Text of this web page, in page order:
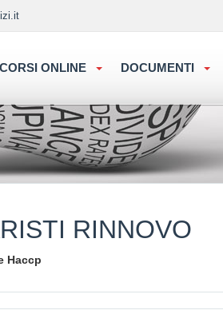
CORSI ONLINE DOCUMENTI
RINNOVO
Haccp